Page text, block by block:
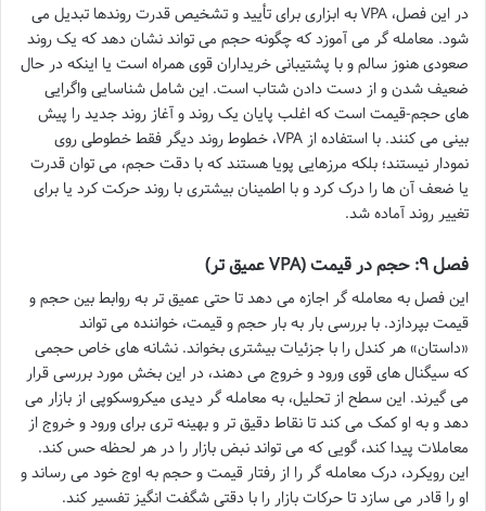
در این فصل، VPA به ابزاری برای تأیید و تشخیص قدرت روندها تبدیل می
شود. معامله گر می آموزد که چگونه حجم می تواند نشان دهد که یک روند
صعودی هنوز سالم و با پشتیبانی خریداران قوی همراه است یا اینکه در حال
ضعیف شدن و از دست دادن شتاب است. این شامل شناسایی واگرایی
های حجم-قیمت است که اغلب پایان یک روند و آغاز روند جدید را پیش
بینی می کنند. با استفاده از VPA، خطوط روند دیگر فقط خطوطی روی
نمودار نیستند؛ بلکه مرزهایی پویا هستند که با دقت حجم، می توان قدرت
یا ضعف آن ها را درک کرد و با اطمینان بیشتری با روند حرکت کرد یا برای
تغییر روند آماده شد.
فصل ۹: حجم در قیمت (VPA عمیق تر)
این فصل به معامله گر اجازه می دهد تا حتی عمیق تر به روابط بین حجم و
قیمت بپردازد. با بررسی بار به بار حجم و قیمت، خواننده می تواند
«داستان» هر کندل را با جزئیات بیشتری بخواند. نشانه های خاص حجمی
که سیگنال های قوی ورود و خروج می دهند، در این بخش مورد بررسی قرار
می گیرند. این سطح از تحلیل، به معامله گر دیدی میکروسکوپی از بازار می
دهد و به او کمک می کند تا نقاط دقیق تر و بهینه تری برای ورود و خروج از
معاملات پیدا کند، گویی که می تواند نبض بازار را در هر لحظه حس کند.
این رویکرد، درک معامله گر را از رفتار قیمت و حجم به اوج خود می رساند و
او را قادر می سازد تا حرکات بازار را با دقتی شگفت انگیز تفسیر کند.